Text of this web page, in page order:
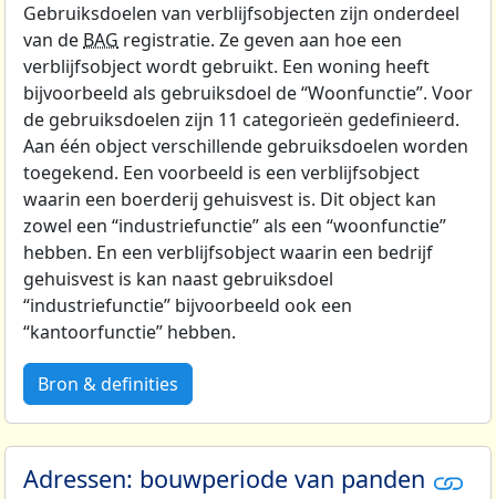
Gebruiksdoelen van verblijfsobjecten zijn onderdeel
van de BAG registratie. Ze geven aan hoe een
verblijfsobject wordt gebruikt. Een woning heeft
bijvoorbeeld als gebruiksdoel de “Woonfunctie”. Voor
de gebruiksdoelen zijn 11 categorieën gedefinieerd.
Aan één object verschillende gebruiksdoelen worden
toegekend. Een voorbeeld is een verblijfsobject
waarin een boerderij gehuisvest is. Dit object kan
zowel een “industriefunctie” als een “woonfunctie”
hebben. En een verblijfsobject waarin een bedrijf
gehuisvest is kan naast gebruiksdoel
“industriefunctie” bijvoorbeeld ook een
“kantoorfunctie” hebben.
Bron & definities
Adressen: bouwperiode van panden